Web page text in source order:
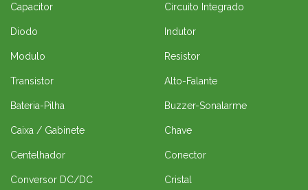
Capacitor Circuito Integrado
Diodo Indutor
Modulo Resistor
Transistor Alto-Falante
Bateria-Pilha Buzzer-Sonalarme
Caixa / Gabinete Chave
Centelhador Conector
Conversor DC/DC Cristal